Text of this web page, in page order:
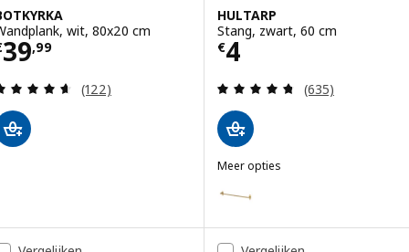
wit, 80x20 cm
39,99€ 39,99
Beoordeling: 4.6 van 5 sterren. Totaal
(122)
HULTARP
Stang, zwart, 60 cm
€4
Prijs € 4
Beoordeling:
(635)
Meer opties
Optie: HULTARP, Stang,